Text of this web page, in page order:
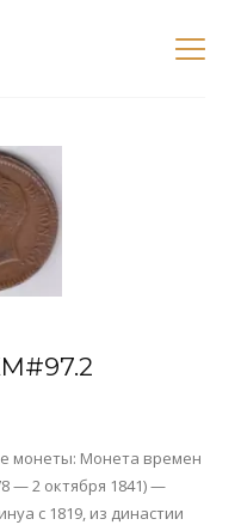
монеты: Монета времен
— 2 октября 1841) —
с 1819, из династии